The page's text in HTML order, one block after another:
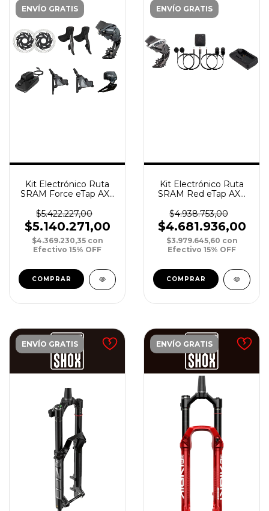
ENVÍO GRATIS
Kit Electrónico Ruta
SRAM Force eTap AXS
Hidráulico CL FM
$5.422.227,00
$5.140.271,00
$4.369.230,35 con
Efectivo 15% OFF
ENVÍO GRATIS
Kit Electrónico Ruta
SRAM Red eTap AXS
TRIATLON
$4.938.753,00
$4.681.936,00
$3.979.645,60 con
Efectivo 15% OFF
ENVÍO GRATIS ENVÍO GRATIS